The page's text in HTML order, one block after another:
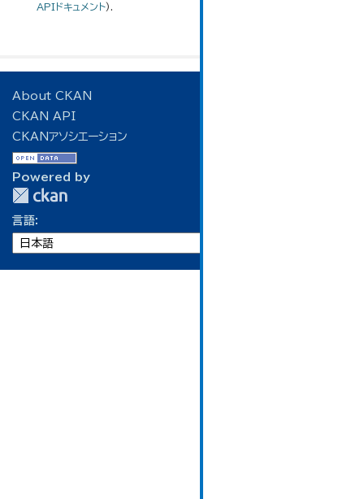
APIドキュメント).
About CKAN
CKAN API
CKANアソシエーション
Powered by
言語